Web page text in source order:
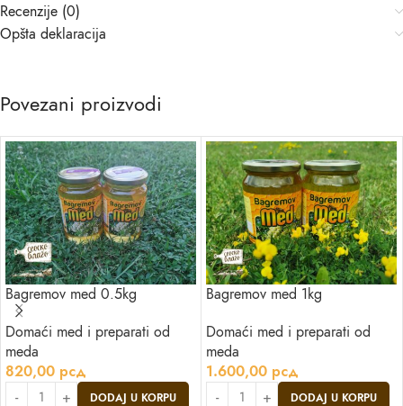
Recenzije (0)
Opšta deklaracija
Povezani proizvodi
Bagremov med 0.5kg
Domaći med i preparati od
meda
820,00 рсд
DODAJ U KORPU
Bagremov med 1kg
Domaći med i preparati od
meda
1.600,00 рсд
DODAJ U KORPU